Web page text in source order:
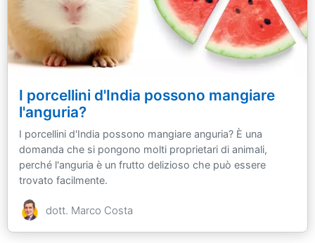
I porcellini d'India possono mangiare
l'anguria?
I porcellini d'India possono mangiare anguria? È una
domanda che si pongono molti proprietari di animali,
perché l'anguria è un frutto delizioso che può essere
trovato facilmente.
dott. Marco Costa